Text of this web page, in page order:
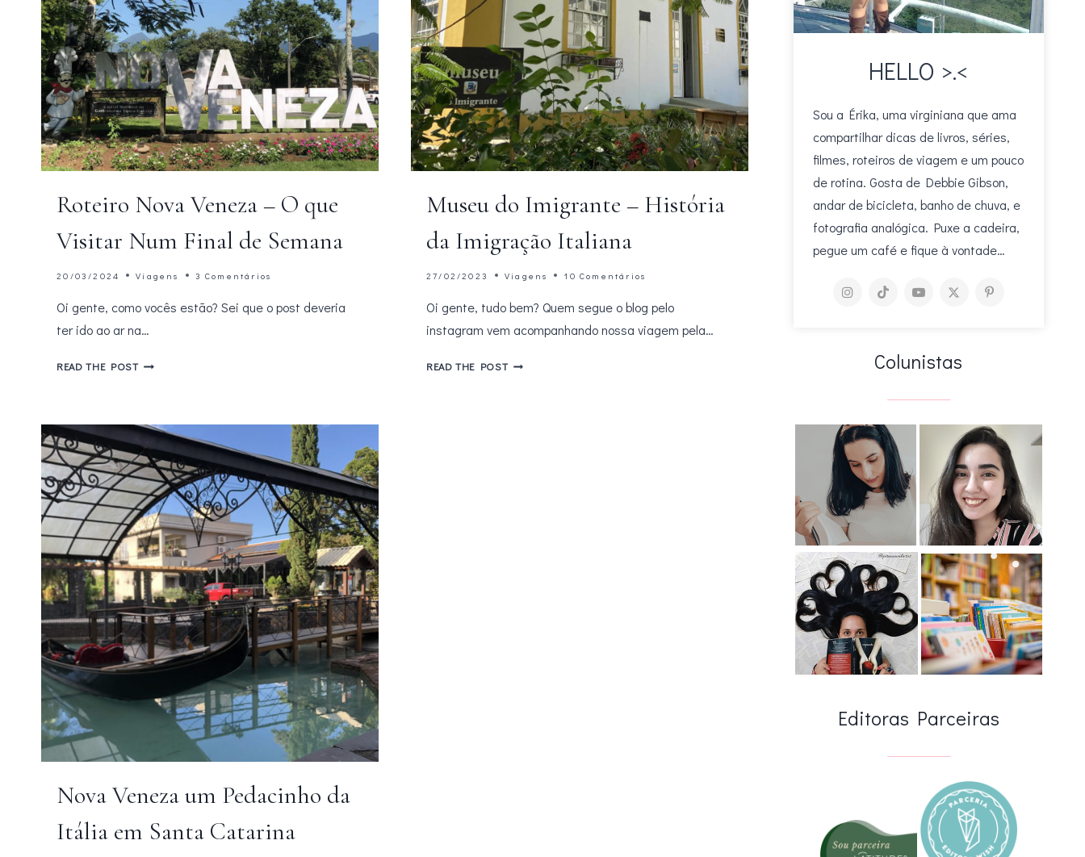
Roteiro Nova Veneza – O que
Visitar Num Final de Semana
20/03/2024 Viagens 3 Comentários
Oi gente, como vocês estão? Sei que o post deveria
ter ido ao ar na…
READ THE POSTROTEIRO
O
QUE
VISITAR
NUM
FINAL
DE
SEMANA
Museu do Imigrante – História
da Imigração Italiana
27/02/2023 Viagens 10 Comentários
Oi gente, tudo bem? Quem segue o blog pelo
instagram vem acompanhando nossa viagem pela…
READ THE POSTMUSEU
Nova Veneza um Pedacinho da
Itália em Santa Catarina
HELLO >.<
Sou a Érika, uma virginiana que ama
compartilhar dicas de livros, séries,
filmes, roteiros de viagem e um pouco
de rotina. Gosta de Debbie Gibson,
andar de bicicleta, banho de chuva, e
fotografia analógica. Puxe a cadeira,
pegue um café e fique à vontade…
Colunistas
Editoras Parceiras